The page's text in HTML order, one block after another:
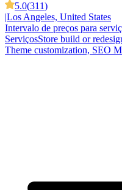
5.0(311)
|Los Angeles, United States
Intervalo de preços para
ServiçosStore build or
Theme customization, SEO